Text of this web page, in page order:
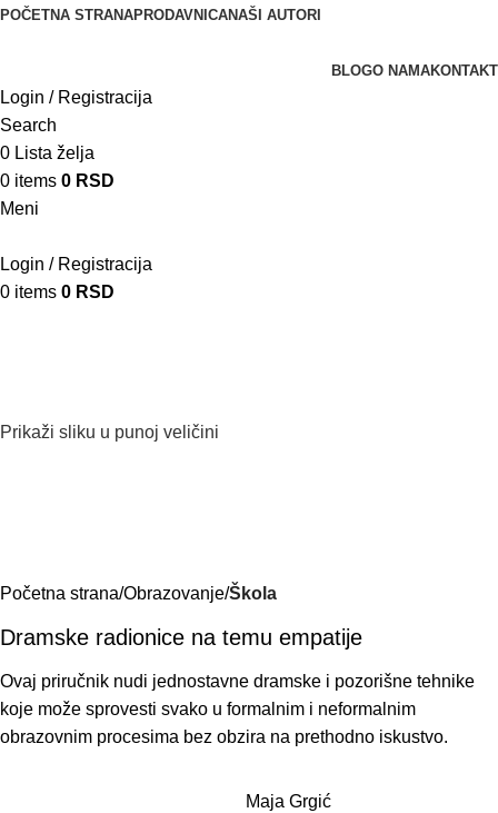
POČETNA STRANAPRODAVNICANAŠI AUTORI
BLOGO NAMAKONTAKT
Login / Registracija
Search
0 Lista želja
0 items 0 RSD
Meni
Login / Registracija
0 items 0 RSD
Prikaži sliku u punoj veličini
Početna strana Obrazovanje Škola
Dramske radionice na temu empatije
Ovaj priručnik nudi jednostavne dramske i pozorišne tehnike
koje može sprovesti svako u formalnim i neformalnim
obrazovnim procesima bez obzira na prethodno iskustvo.
Maja Grgić